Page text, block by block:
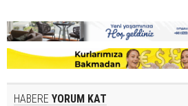
HABERE YORUM KAT